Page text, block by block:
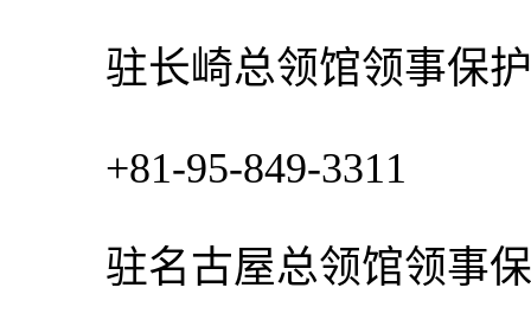
驻长崎总领馆领事保护
+81-95-849-3311
驻名古屋总领馆领事保